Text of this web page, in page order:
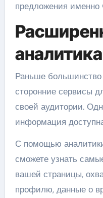
предложения именно
аналитика
Раньше
сторонние сервисы
своей аудитории.
информация
С помощью
сможете узнать
вашей страницы,
профилю, данные о